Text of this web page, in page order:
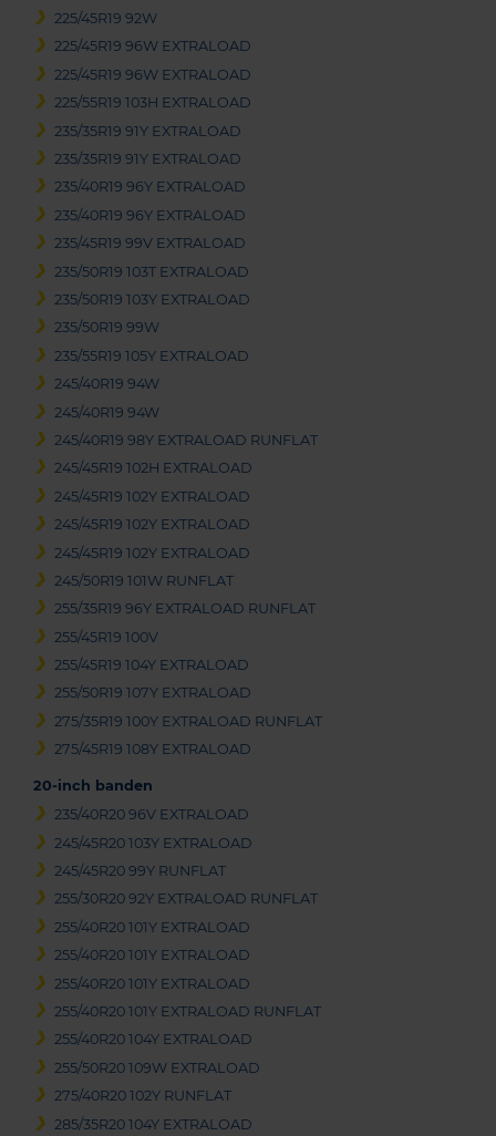
225/45R19 92W
225/45R19 96W EXTRALOAD
225/45R19 96W EXTRALOAD
225/55R19 103H EXTRALOAD
235/35R19 91Y EXTRALOAD
235/35R19 91Y EXTRALOAD
235/40R19 96Y EXTRALOAD
235/40R19 96Y EXTRALOAD
235/45R19 99V EXTRALOAD
235/50R19 103T EXTRALOAD
235/50R19 103Y EXTRALOAD
235/50R19 99W
235/55R19 105Y EXTRALOAD
245/40R19 94W
245/40R19 94W
245/40R19 98Y EXTRALOAD RUNFLAT
245/45R19 102H EXTRALOAD
245/45R19 102Y EXTRALOAD
245/45R19 102Y EXTRALOAD
245/45R19 102Y EXTRALOAD
245/50R19 101W RUNFLAT
255/35R19 96Y EXTRALOAD RUNFLAT
255/45R19 100V
255/45R19 104Y EXTRALOAD
255/50R19 107Y EXTRALOAD
275/35R19 100Y EXTRALOAD RUNFLAT
275/45R19 108Y EXTRALOAD
20-inch banden
235/40R20 96V EXTRALOAD
245/45R20 103Y EXTRALOAD
245/45R20 99Y RUNFLAT
255/30R20 92Y EXTRALOAD RUNFLAT
255/40R20 101Y EXTRALOAD
255/40R20 101Y EXTRALOAD
255/40R20 101Y EXTRALOAD
255/40R20 101Y EXTRALOAD RUNFLAT
255/40R20 104Y EXTRALOAD
255/50R20 109W EXTRALOAD
275/40R20 102Y RUNFLAT
285/35R20 104Y EXTRALOAD